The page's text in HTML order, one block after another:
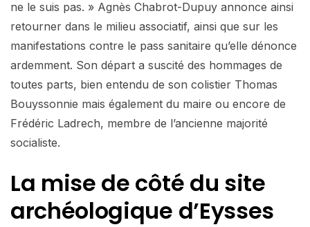
ne le suis pas. » Agnès Chabrot-Dupuy annonce ainsi
retourner dans le milieu associatif, ainsi que sur les
manifestations contre le pass sanitaire qu’elle dénonce
ardemment. Son départ a suscité des hommages de
toutes parts, bien entendu de son colistier Thomas
Bouyssonnie mais également du maire ou encore de
Frédéric Ladrech, membre de l’ancienne majorité
socialiste.
La mise de côté du site
archéologique d’Eysses